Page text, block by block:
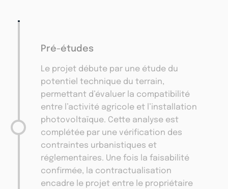
Pré-études
Le projet débute par une étude du
potentiel technique du terrain,
permettant d’évaluer la compatibilité
entre l’activité agricole et l’installation
photovoltaïque. Cette analyse est
complétée par une vérification des
contraintes urbanistiques et
réglementaires. Une fois la faisabilité
confirmée, la contractualisation
encadre le projet entre le propriétaire